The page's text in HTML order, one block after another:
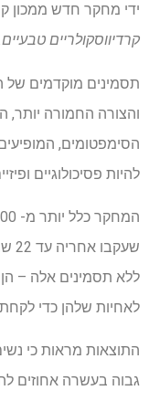
ידי מחקר חדש ממכון
קרדיווסקולריים
הסימפטומים,
להיות פסיכולוגיים
ללא תסמינים אלה – הן
לאחיות שלהן כדי
התוצאות מראות כי
גבוה בעשרה אחוזים